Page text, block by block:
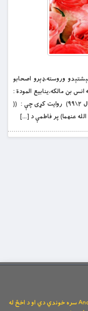
وروسته،ډېرو اصحابو
بن مالکه،ينابيع المودة :
٥٥ باب ،١٧٤ مخ،مناقب احمد بن حنبل، کنزالعمال ٢\٩٩) روايت کړى چې : ((
عنهما) پر فاطمې د […]
د وېبپاڼې ټولې توکیزې او مانیزې رښتې له Andyal.com سره خوندي دي او د اخځ له